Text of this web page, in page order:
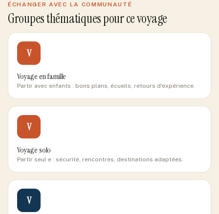
ÉCHANGER AVEC LA COMMUNAUTÉ
Groupes thématiques pour ce voyage
V
Voyage en famille
Partir avec enfants : bons plans, écueils, retours d'expérience.
V
Voyage solo
Partir seul·e : sécurité, rencontres, destinations adaptées.
V